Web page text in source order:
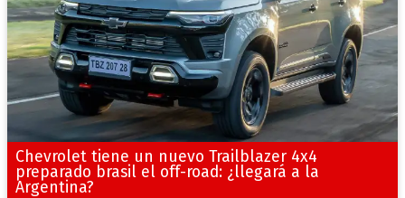
Chevrolet tiene un nuevo Trailblazer 4x4
preparado brasil el off-road: ¿llegará a la
Argentina?